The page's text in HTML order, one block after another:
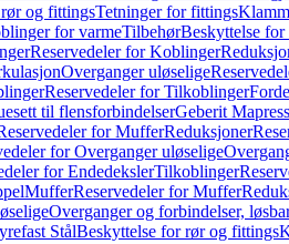
og fittingsTetninger for fittings
for varmeTilbehørBeskyttelse
Reservedeler for Koblinger
Overganger uløselige
Reservedeler for Tilkoblinger
til flensforbindelserGeberit
for MufferReduksjoner
for Overganger uløselige
for EndedekslerTilkoblinger
MufferReservedeler for Muffer
Overganger og forbindelser,
StålBeskyttelse for rør og fittings